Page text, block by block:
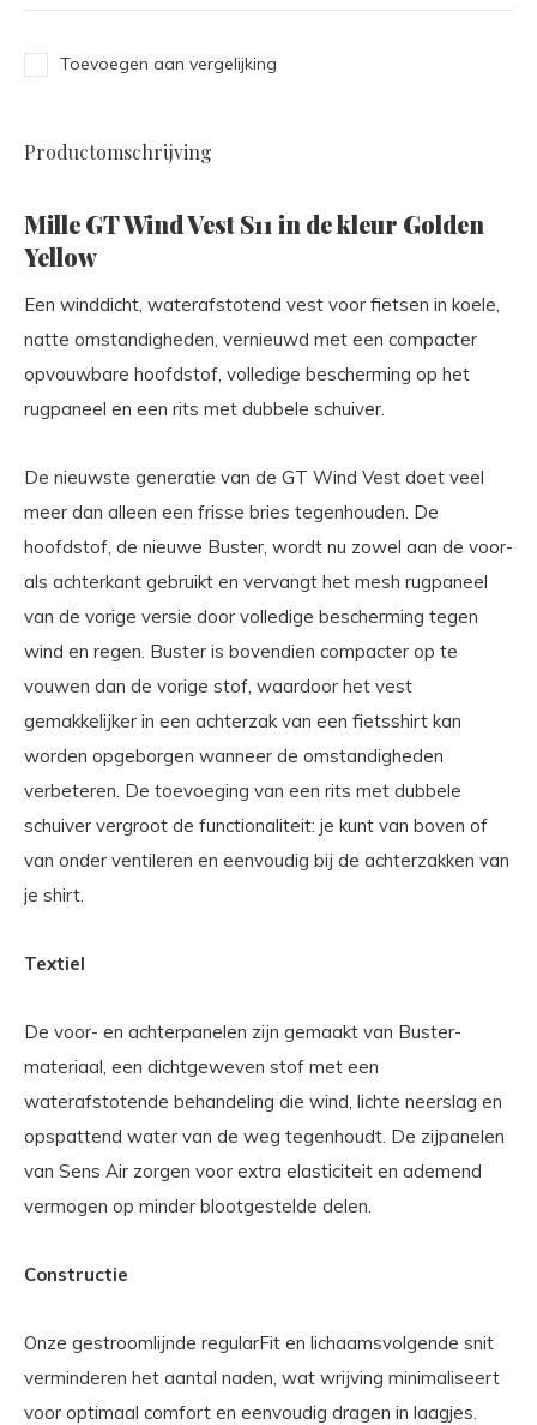
Toevoegen aan vergelijking
Productomschrijving
Mille GT Wind Vest S11 in de kleur Golden
Yellow
Een winddicht, waterafstotend vest voor fietsen in koele,
natte omstandigheden, vernieuwd met een compacter
opvouwbare hoofdstof, volledige bescherming op het
rugpaneel en een rits met dubbele schuiver.
De nieuwste generatie van de GT Wind Vest doet veel
meer dan alleen een frisse bries tegenhouden. De
hoofdstof, de nieuwe Buster, wordt nu zowel aan de voor-
als achterkant gebruikt en vervangt het mesh rugpaneel
van de vorige versie door volledige bescherming tegen
wind en regen. Buster is bovendien compacter op te
vouwen dan de vorige stof, waardoor het vest
gemakkelijker in een achterzak van een fietsshirt kan
worden opgeborgen wanneer de omstandigheden
verbeteren. De toevoeging van een rits met dubbele
schuiver vergroot de functionaliteit: je kunt van boven of
van onder ventileren en eenvoudig bij de achterzakken van
je shirt.
Textiel
De voor- en achterpanelen zijn gemaakt van Buster-
materiaal, een dichtgeweven stof met een
waterafstotende behandeling die wind, lichte neerslag en
opspattend water van de weg tegenhoudt. De zijpanelen
van Sens Air zorgen voor extra elasticiteit en ademend
vermogen op minder blootgestelde delen.
Constructie
Onze gestroomlijnde regularFit en lichaamsvolgende snit
verminderen het aantal naden, wat wrijving minimaliseert
voor optimaal comfort en eenvoudig dragen in laagjes.